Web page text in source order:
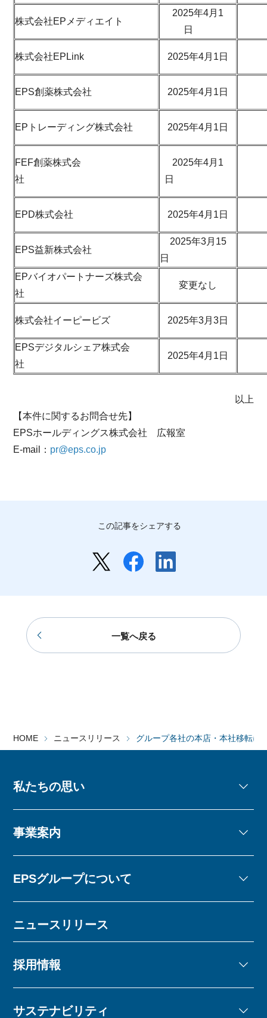
株式会社EPメディエイト
2025年4⽉1
⽇
株式会社EPLink 2025年4⽉1⽇
EPS創薬株式会社 2025年4⽉1⽇
EPトレーディング株式会社 2025年4⽉1⽇
FEF創薬株式会
社
2025年4⽉1
⽇
EPD株式会社 2025年4⽉1⽇
EPS益新株式会社
2025年3⽉15
⽇
EPバイオパートナーズ株式会
社
変更なし
株式会社イーピービズ 2025年3⽉3⽇
EPSデジタルシェア株式会
社
2025年4⽉1⽇
以上
【本件に関するお問合せ先】
EPSホールディングス株式会社 広報室
E-mail： pr@eps.co.jp
この記事をシェアする
一覧へ戻る
HOME ニュースリリース グループ各社の本店・本社移転に
私たちの思い
事業案内
EPSグループについて
ニュースリリース
採用情報
サステナビリティ